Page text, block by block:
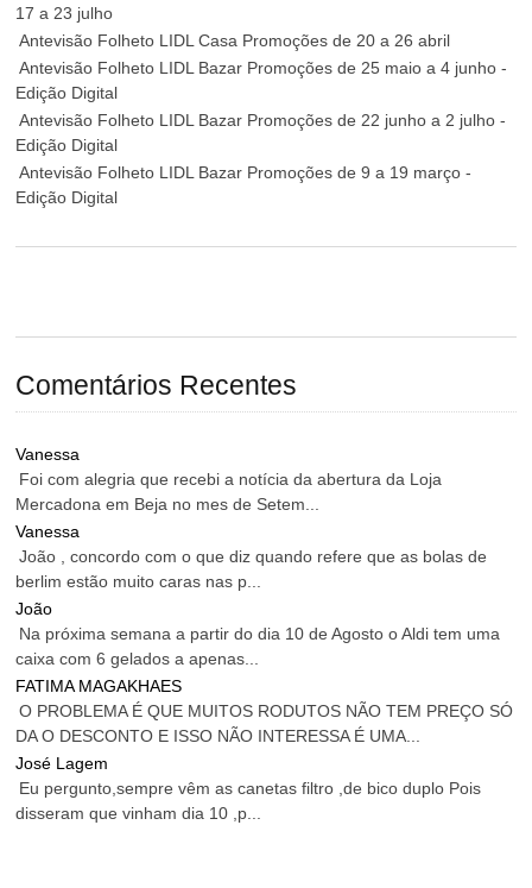
17 a 23 julho
Antevisão Folheto LIDL Casa Promoções de 20 a 26 abril
Antevisão Folheto LIDL Bazar Promoções de 25 maio a 4 junho -
Edição Digital
Antevisão Folheto LIDL Bazar Promoções de 22 junho a 2 julho -
Edição Digital
Antevisão Folheto LIDL Bazar Promoções de 9 a 19 março -
Edição Digital
Comentários Recentes
Vanessa
Foi com alegria que recebi a notícia da abertura da Loja
Mercadona em Beja no mes de Setem...
Vanessa
João , concordo com o que diz quando refere que as bolas de
berlim estão muito caras nas p...
João
Na próxima semana a partir do dia 10 de Agosto o Aldi tem uma
caixa com 6 gelados a apenas...
FATIMA MAGAKHAES
O PROBLEMA É QUE MUITOS RODUTOS NÃO TEM PREÇO SÓ
DA O DESCONTO E ISSO NÃO INTERESSA É UMA...
José Lagem
Eu pergunto,sempre vêm as canetas filtro ,de bico duplo Pois
disseram que vinham dia 10 ,p...